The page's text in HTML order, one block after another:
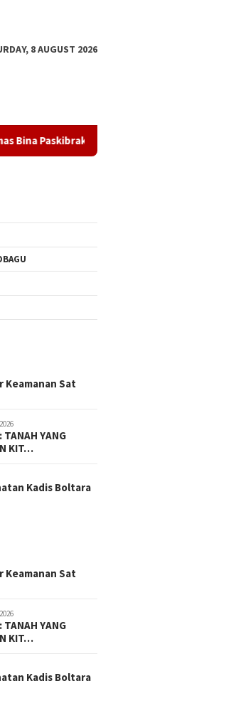
8 AUGUST 2026
DOLVI MARIAY: TANAH YANG
Keamanan Sat
TANAH YANG
KIT…
Kadis Boltara
Keamanan Sat
TANAH YANG
KIT…
Kadis Boltara